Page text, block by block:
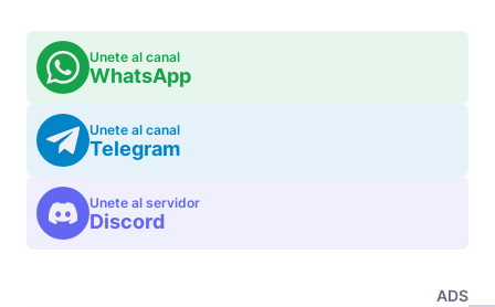
Unete al canal
WhatsApp
Unete al canal
Telegram
Unete al servidor
Discord
ADS